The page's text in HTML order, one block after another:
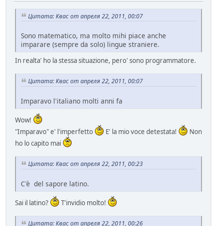
Цитата: Квас от апреля 22, 2011, 00:07
Sono matematico, ma molto mihi piace anche
imparare (sempre da solo) lingue straniere.
In realta' ho la stessa situazione, pero' sono programmatore.
Цитата: Квас от апреля 22, 2011, 00:07
Imparavo l'italiano molti anni fa
Wow!
"Imparavo" e' l'imperfetto
E' la mio voce detestata!
Non
ho lo capito mai
Цитата: Квас от апреля 22, 2011, 00:23
C'è del sapore latino.
Sai il latino? T'invidio molto!
Цитата: Квас от апреля 22, 2011, 00:26